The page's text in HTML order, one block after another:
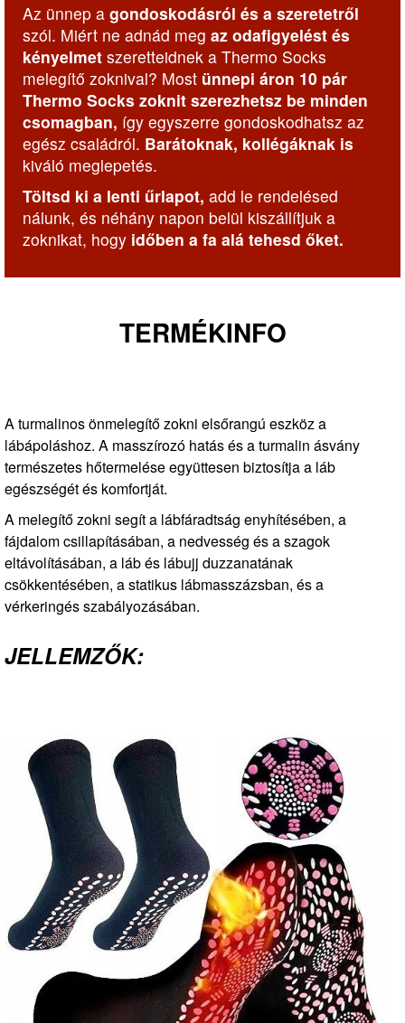
Az ünnep a gondoskodásról és a szeretetről
szól. Miért ne adnád meg az odafigyelést és
kényelmet szeretteidnek a Thermo Socks
melegítő zoknival? Most ünnepi áron 10 pár
Thermo Socks zoknit szerezhetsz be minden
csomagban, így egyszerre gondoskodhatsz az
egész családról. Barátoknak, kollégáknak is
kiváló meglepetés.
Töltsd ki a lenti űrlapot, add le rendelésed
nálunk, és néhány napon belül kiszállítjuk a
zoknikat, hogy időben a fa alá tehesd őket.
TERMÉKINFO
A turmalinos önmelegítő zokni elsőrangú eszköz a
lábápoláshoz. A masszírozó hatás és a turmalin ásvány
természetes hőtermelése együttesen biztosítja a láb
egészségét és komfortját.
A melegítő zokni segít a lábfáradtság enyhítésében, a
fájdalom csillapításában, a nedvesség és a szagok
eltávolításában, a láb és lábujj duzzanatának
csökkentésében, a statikus lábmasszázsban, és a
vérkeringés szabályozásában.
JELLEMZŐK: